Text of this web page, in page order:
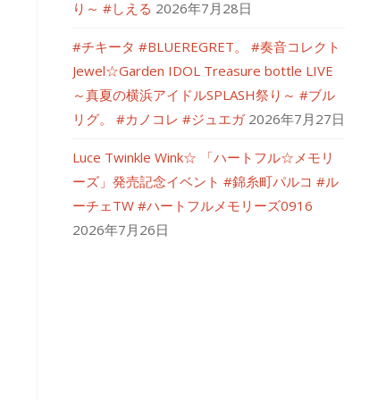
り～ #しえる 2026年7月28日
#チキータ #BLUEREGRET。 #奏音コレクト
Jewel☆Garden IDOL Treasure bottle LIVE
～真夏の横浜アイドルSPLASH祭り～ #ブル
リグ。 #カノコレ #ジュエガ 2026年7月27日
Luce Twinkle Wink☆ 「ハートフル☆メモリ
ーズ」発売記念イベント #錦糸町パルコ #ル
ーチェTW #ハートフルメモリーズ0916
2026年7月26日